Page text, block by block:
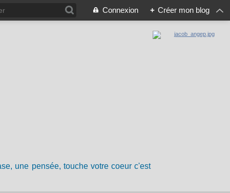
Connexion + Créer mon blog
une pensée, touche votre coeur c'est